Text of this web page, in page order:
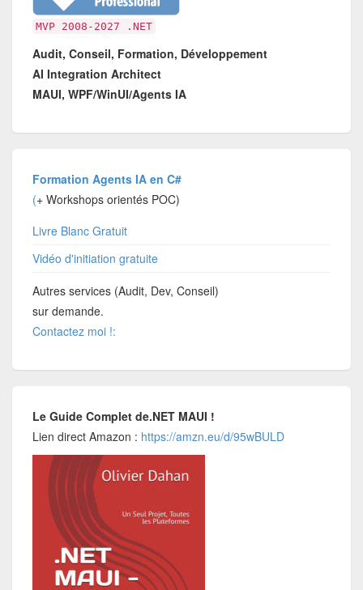
MVP 2008-2027 .NET
Audit, Conseil, Formation, Développement
AI Integration Architect
MAUI, WPF/WinUI/Agents IA
Formation Agents IA en C#
(+ Workshops orientés POC)
Livre Blanc Gratuit
Vidéo d'initiation gratuite
Autres services (Audit, Dev, Conseil)
sur demande.
Contactez moi !:
Le Guide Complet de.NET MAUI !
Lien direct Amazon : https://amzn.eu/d/95wBULD